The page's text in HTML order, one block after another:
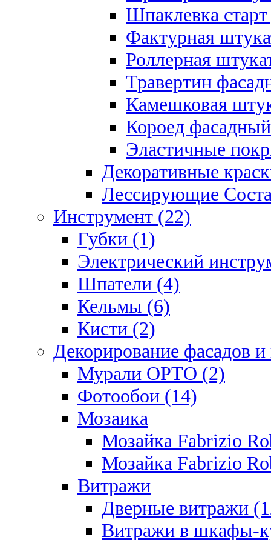
Шпаклевка
Фактурная
Роллерная
Травертин
Камешковая
Короед
Эластичные
Декоративные
Лессирующие
Инструмент (22)
Губки (1)
Электрический
Шпатели (4)
Кельмы (6)
Кисти (2)
Декорирование фасадов и
Мурали ОРТО (2)
Фотообои (14)
Мозаика
Мозайка Fabrizio
Мозайка Fabrizio
Витражи
Дверные витражи
Витражи в шкафы-